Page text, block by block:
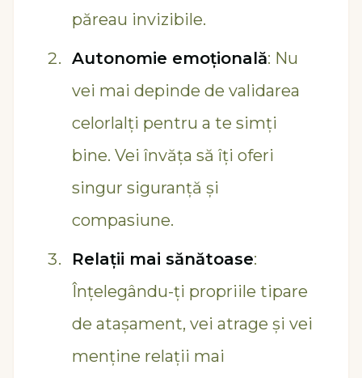
păreau invizibile.
Autonomie emoțională: Nu
vei mai depinde de validarea
celorlalți pentru a te simți
bine. Vei învăța să îți oferi
singur siguranță și
compasiune.
Relații mai sănătoase:
Înțelegându-ți propriile tipare
de atașament, vei atrage și vei
menține relații mai